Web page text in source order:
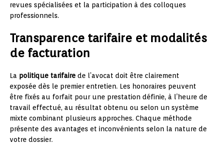
revues spécialisées et la participation à des colloques
professionnels.
Transparence tarifaire et modalités
de facturation
La politique tarifaire de l’avocat doit être clairement
exposée dès le premier entretien. Les honoraires peuvent
être fixés au forfait pour une prestation définie, à l’heure de
travail effectué, au résultat obtenu ou selon un système
mixte combinant plusieurs approches. Chaque méthode
présente des avantages et inconvénients selon la nature de
votre dossier.